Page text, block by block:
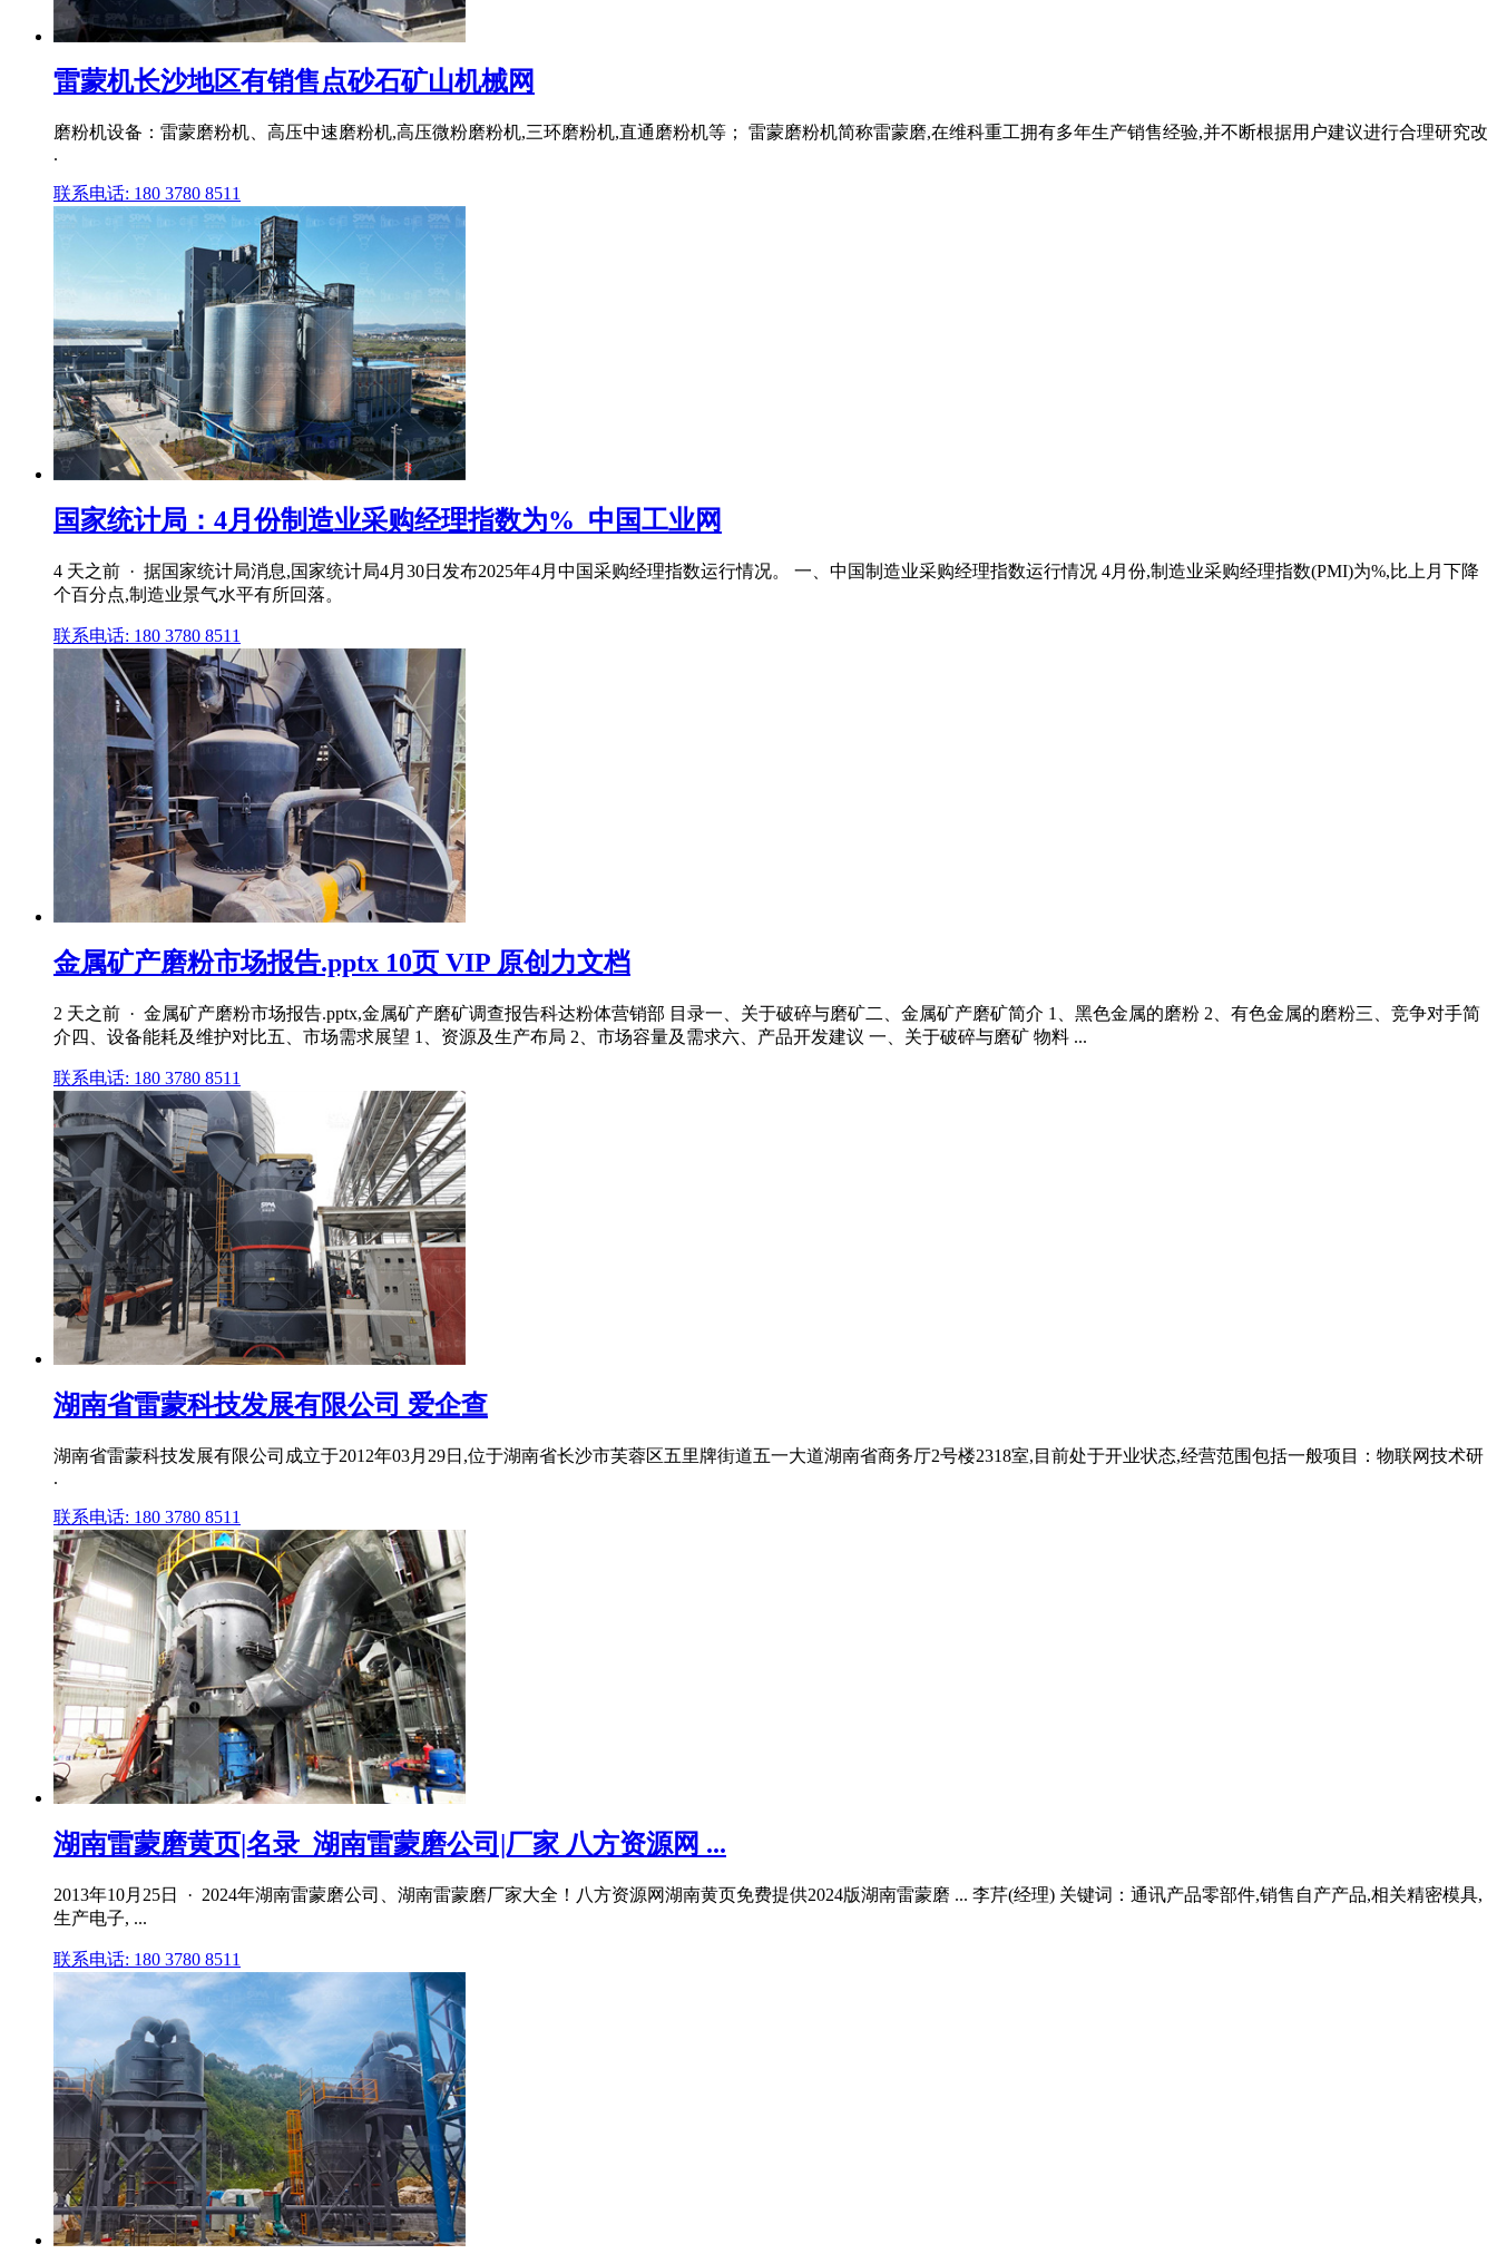
雷蒙机长沙地区有销售点砂石矿山机械网
磨粉机设备：雷蒙磨粉机、高压中速磨粉机,高压微粉磨粉机,三环磨粉机,直通磨粉机等； 雷蒙磨粉机简称雷蒙磨,在维科重工拥有多年生产销售经验,并不断根据用户建议进行合理研究改
.
联系电话: 180 3780 8511
国家统计局：4月份制造业采购经理指数为%_中国工业网
4 天之前 · 据国家统计局消息,国家统计局4月30日发布2025年4月中国采购经理指数运行情况。 一、中国制造业采购经理指数运行情况 4月份,制造业采购经理指数(PMI)为%,比上月下降
个百分点,制造业景气水平有所回落。
联系电话: 180 3780 8511
金属矿产磨粉市场报告.pptx 10页 VIP 原创力文档
2 天之前 · 金属矿产磨粉市场报告.pptx,金属矿产磨矿调查报告科达粉体营销部 目录一、关于破碎与磨矿二、金属矿产磨矿简介 1、黑色金属的磨粉 2、有色金属的磨粉三、竞争对手简
介四、设备能耗及维护对比五、市场需求展望 1、资源及生产布局 2、市场容量及需求六、产品开发建议 一、关于破碎与磨矿 物料 ...
联系电话: 180 3780 8511
湖南省雷蒙科技发展有限公司 爱企查
湖南省雷蒙科技发展有限公司成立于2012年03月29日,位于湖南省长沙市芙蓉区五里牌街道五一大道湖南省商务厅2号楼2318室,目前处于开业状态,经营范围包括一般项目：物联网技术研
.
联系电话: 180 3780 8511
湖南雷蒙磨黄页|名录_湖南雷蒙磨公司|厂家 八方资源网 ...
2013年10月25日 · 2024年湖南雷蒙磨公司、湖南雷蒙磨厂家大全！八方资源网湖南黄页免费提供2024版湖南雷蒙磨 ... 李芹(经理) 关键词：通讯产品零部件,销售自产产品,相关精密模具,
生产电子, ...
联系电话: 180 3780 8511